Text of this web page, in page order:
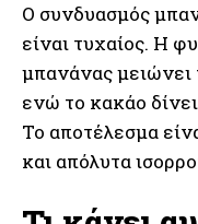
Ο συνδυασμός
είναι τυχαίος. Η
μπανάνας μειώνει
ενώ το κακάο
Το αποτέλεσμα
και απόλυτα